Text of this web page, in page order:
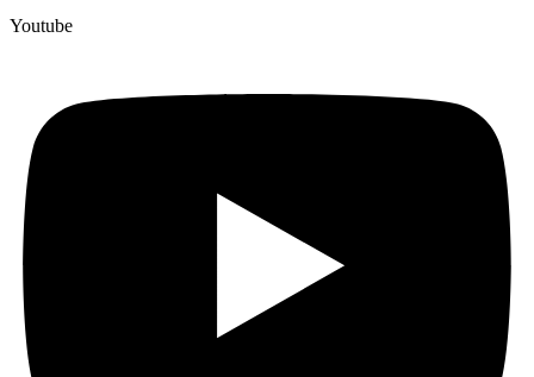
Youtube